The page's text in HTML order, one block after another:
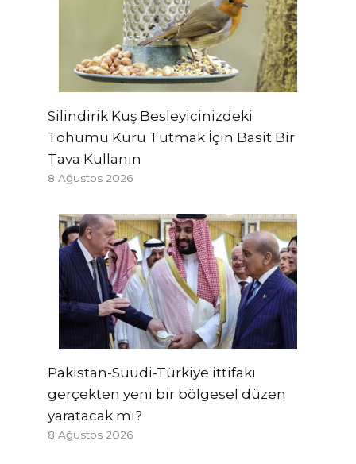
Silindirik Kuş Besleyicinizdeki
Tohumu Kuru Tutmak İçin Basit Bir
Tava Kullanın
8 Ağustos 2026
Pakistan-Suudi-Türkiye ittifakı
gerçekten yeni bir bölgesel düzen
yaratacak mı?
8 Ağustos 2026